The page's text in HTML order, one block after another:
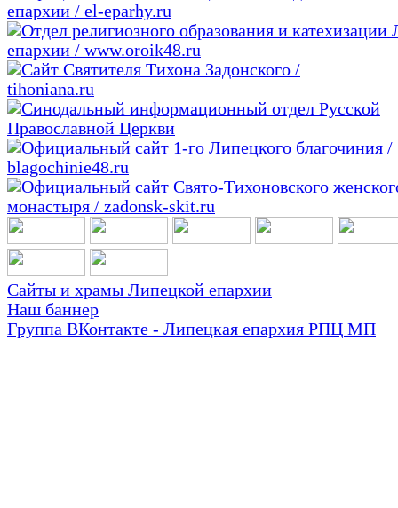
Сайты и храмы Липецкой епархии
Наш баннер
Группа ВКонтакте - Липецкая епархия РПЦ МП